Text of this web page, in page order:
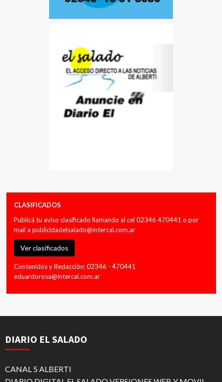
CLASIFICADOS
Publicá tu aviso clasificado llamando al cel 02346 470441 o por
mail a publicidadelsalado@intercal.com.ar
Ver clasificados
Contenidos y Redacción: 02346 - 470441
eduardorosa@intercal.com.ar
DIARIO EL SALADO
CANAL 5 ALBERTI